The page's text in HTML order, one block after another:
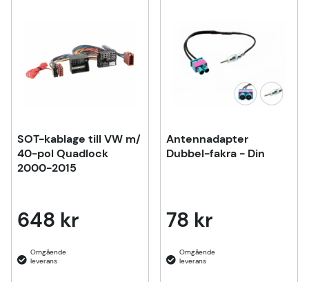
SOT-kablage till VW m/
40-pol Quadlock
2000-2015
648 kr
Antennadapter
Dubbel-fakra - Din
78 kr